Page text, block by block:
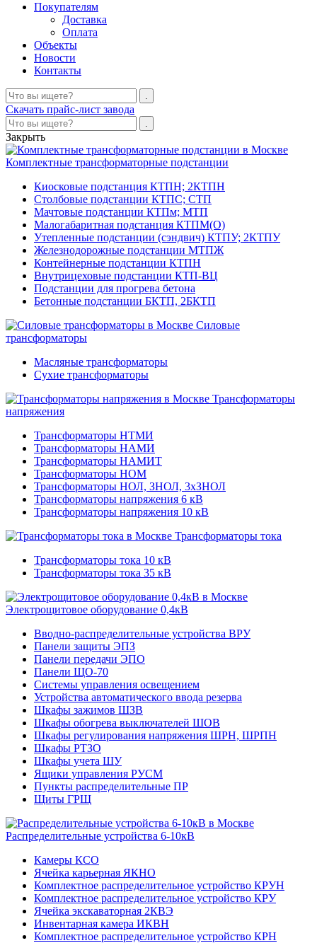
Покупателям
Доставка
Оплата
Объекты
Новости
Контакты
Скачать прайс-лист завода
Закрыть
Комплектные трансформаторные подстанции
Киосковые подстанция КТПН; 2КТПН
Столбовые подстанции КТПС; СТП
Мачтовые подстанции КТПм; МТП
Малогабаритная подстанция КТПМ(О)
Утепленные подстанции (сэндвич) КТПУ; 2КТПУ
Железнодорожные подстанции МТПЖ
Контейнерные подстанции КТПН
Внутрицеховые подстанции КТП-ВЦ
Подстанции для прогрева бетона
Бетонные подстанции БКТП, 2БКТП
Силовые
трансформаторы
Масляные трансформаторы
Сухие трансформаторы
Трансформаторы
напряжения
Трансформаторы НТМИ
Трансформаторы НАМИ
Трансформаторы НАМИТ
Трансформаторы НОМ
Трансформаторы НОЛ, ЗНОЛ, 3хЗНОЛ
Трансформаторы напряжения 6 кВ
Трансформаторы напряжения 10 кВ
Трансформаторы тока
Трансформаторы тока 10 кВ
Трансформаторы тока 35 кВ
Электрощитовое оборудование 0,4кВ
Вводно-распределительные устройства ВРУ
Панели защиты ЭПЗ
Панели передачи ЭПО
Панели ЩО-70
Системы управления освещением
Устройства автоматического ввода резерва
Шкафы зажимов ШЗВ
Шкафы обогрева выключателей ШОВ
Шкафы регулирования напряжения ШРН, ШРПН
Шкафы РТЗО
Шкафы учета ШУ
Ящики управления РУСМ
Пункты распределительные ПР
Щиты ГРЩ
Распределительные устройства 6-10кВ
Камеры КСО
Ячейка карьерная ЯКНО
Комплектное распределительное устройство КРУН
Комплектное распределительное устройство КРУ
Ячейка экскаваторная 2КВЭ
Инвентарная камера ИКВН
Комплектное распределительное устройство КРН